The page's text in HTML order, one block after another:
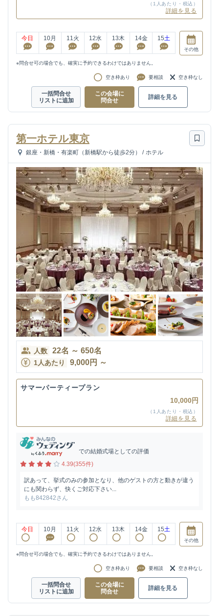
（1人あたり・税込）
詳細を見る
今日 10月 11火 12水 13木 14金 15土
その他
※問合せ可の場合でも、確実に予約できるわけではありません。
空き枠あり 要相談 空き枠なし
一括問合せ
リストに追加
この会場に
問合せ
詳細を見る
第一ホテル東京
銀座・新橋・有楽町（新橋駅から徒歩2分） / ホテル
人数 22名 ～ 650名
1人あたり 9,000円 ～
サマーパーティープラン
10,000円
（1人あたり・税込）
詳細を見る
での結婚式場としての評価
4.39(355件)
訳あって、挙式のみの参加となり、他のゲストの方と動きが違う
にも関わらず、快くご対応下さい...
もも842842さん
今日 10月 11火 12水 13木 14金 15土
その他
※問合せ可の場合でも、確実に予約できるわけではありません。
空き枠あり 要相談 空き枠なし
一括問合せ
リストに追加
この会場に
問合せ
詳細を見る